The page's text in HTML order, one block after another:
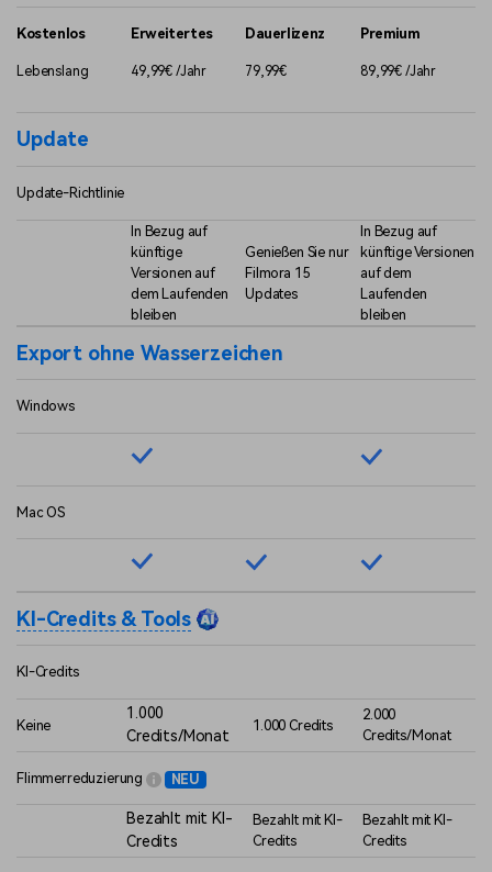
Kostenlos Erweitertes Dauerlizenz Premium
Lebenslang €
49,99 /Jahr €
79,99 €
89,99 /Jahr
Update
Update-Richtlinie
In Bezug auf
künftige
Versionen auf
dem Laufenden
bleiben
Genießen Sie nur
Filmora 15
Updates
In Bezug auf
künftige Versionen
auf dem
Laufenden
bleiben
Export ohne Wasserzeichen
Windows
Mac OS
KI-Credits & Tools
KI-Credits
Keine
1.000
Credits/Monat
1.000 Credits
2.000
Credits/Monat
Flimmerreduzierung NEU
Bezahlt mit KI-
Credits
Bezahlt mit KI-
Credits
Bezahlt mit KI-
Credits